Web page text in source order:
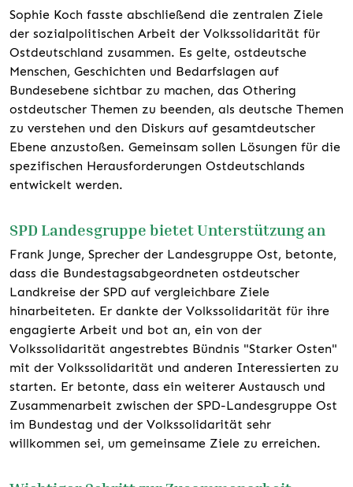
Sophie Koch fasste abschließend die zentralen Ziele
der sozialpolitischen Arbeit der Volkssolidarität für
Ostdeutschland zusammen. Es gelte, ostdeutsche
Menschen, Geschichten und Bedarfslagen auf
Bundesebene sichtbar zu machen, das Othering
ostdeutscher Themen zu beenden, als deutsche Themen
zu verstehen und den Diskurs auf gesamtdeutscher
Ebene anzustoßen. Gemeinsam sollen Lösungen für die
spezifischen Herausforderungen Ostdeutschlands
entwickelt werden.
SPD Landesgruppe bietet Unterstützung an
Frank Junge, Sprecher der Landesgruppe Ost, betonte,
dass die Bundestagsabgeordneten ostdeutscher
Landkreise der SPD auf vergleichbare Ziele
hinarbeiteten. Er dankte der Volkssolidarität für ihre
engagierte Arbeit und bot an, ein von der
Volkssolidarität angestrebtes Bündnis "Starker Osten"
mit der Volkssolidarität und anderen Interessierten zu
starten. Er betonte, dass ein weiterer Austausch und
Zusammenarbeit zwischen der SPD-Landesgruppe Ost
im Bundestag und der Volkssolidarität sehr
willkommen sei, um gemeinsame Ziele zu erreichen.